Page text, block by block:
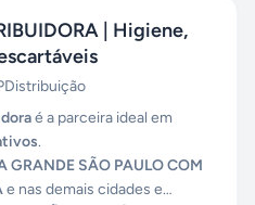
| Higiene,
Distribuição
é a parceira ideal em
.
GRANDE SÃO PAULO COM
e nas demais cidades e